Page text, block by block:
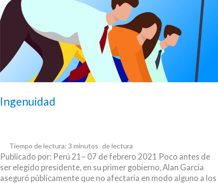
saltarse
olímpicamente
aduanas
en
el
Ingenuidad
Tiempo de lectura: 3 minutos
Publicado por: Perú 21– 07 de febrero 2021 Poco antes de
ser elegido presidente, en su primer gobierno, Alan García
aseguró públicamente que no afectaría en modo alguno a los